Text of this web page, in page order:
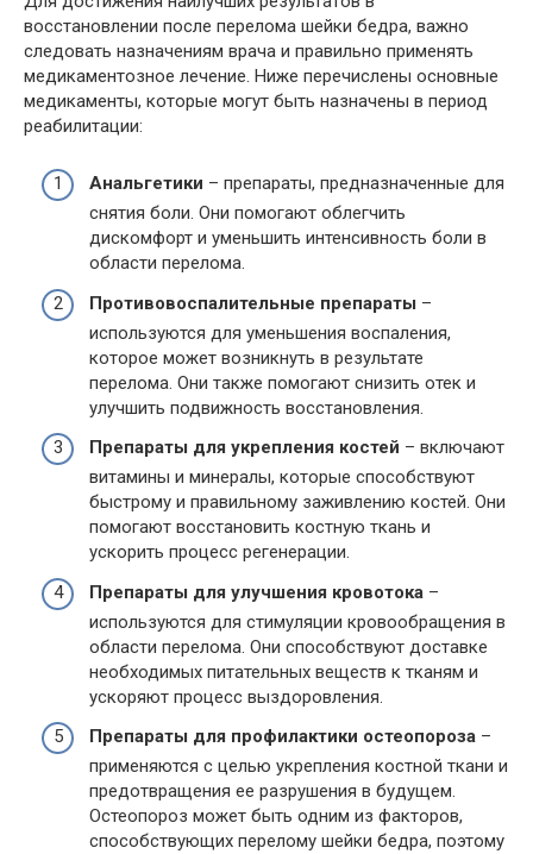
восстановлении после перелома шейки бедра, важно
следовать назначениям врача и правильно применять
медикаментозное лечение. Ниже перечислены основные
медикаменты, которые могут быть назначены в период
реабилитации:
Анальгетики – препараты, предназначенные для
снятия боли. Они помогают облегчить
дискомфорт и уменьшить интенсивность боли в
области перелома.
Противовоспалительные препараты –
используются для уменьшения воспаления,
которое может возникнуть в результате
перелома. Они также помогают снизить отек и
улучшить подвижность восстановления.
Препараты для укрепления костей – включают
витамины и минералы, которые способствуют
быстрому и правильному заживлению костей. Они
помогают восстановить костную ткань и
ускорить процесс регенерации.
Препараты для улучшения кровотока –
используются для стимуляции кровообращения в
области перелома. Они способствуют доставке
необходимых питательных веществ к тканям и
ускоряют процесс выздоровления.
Препараты для профилактики остеопороза –
применяются с целью укрепления костной ткани и
предотвращения ее разрушения в будущем.
Остеопороз может быть одним из факторов,
способствующих перелому шейки бедра, поэтому